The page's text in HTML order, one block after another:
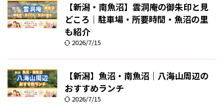
【新潟・南魚沼】雲洞庵の御朱印と見
どころ｜駐車場・所要時間・魚沼の里
も紹介
2026/7/15
【新潟】魚沼・南魚沼｜八海山周辺の
おすすめランチ
2026/7/15